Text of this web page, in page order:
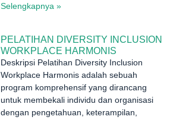
Selengkapnya »
PELATIHAN DIVERSITY INCLUSION
WORKPLACE HARMONIS
Deskripsi Pelatihan Diversity Inclusion
Workplace Harmonis adalah sebuah
program komprehensif yang dirancang
untuk membekali individu dan organisasi
dengan pengetahuan, keterampilan,